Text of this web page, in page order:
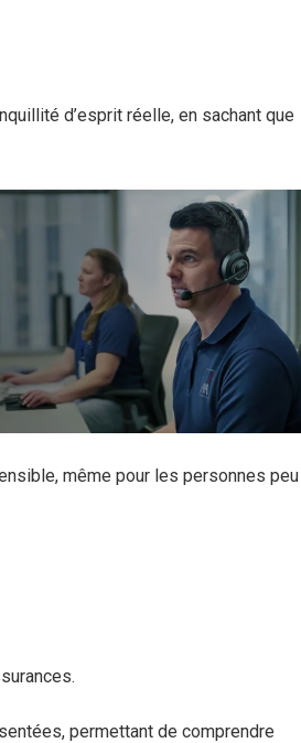
d’esprit réelle, en sachant que
même pour les personnes peu
permettant de comprendre